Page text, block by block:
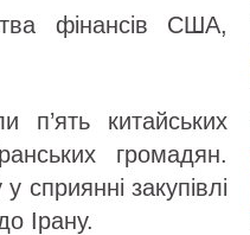
фінансів США,
п’ять китайських
громадян.
закупівлі
Ірану.